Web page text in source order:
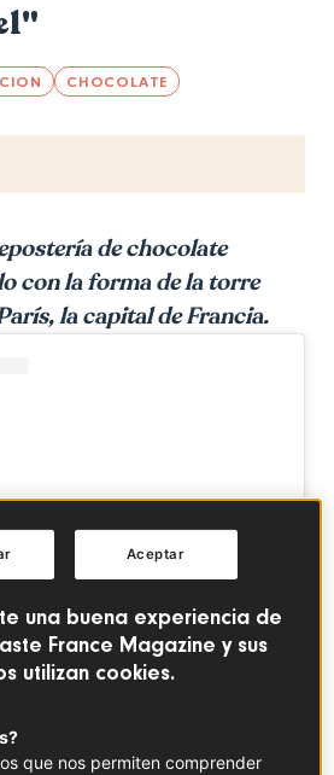
CHOCOLATE
de chocolate
con la forma de la torre
la capital de Francia.
una buena experiencia de
France Magazine y sus
utilizan cookies.
que nos permiten comprender
Aceptar